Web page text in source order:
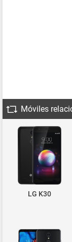
Móviles
LG K30